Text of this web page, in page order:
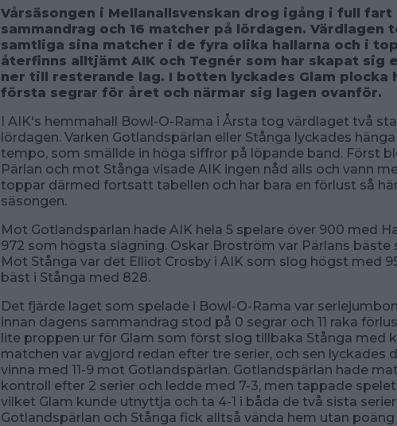
Vårsäsongen i Mellanallsvenskan drog igång i full
sammandrag och 16 matcher på lördagen. Värdlagen
samtliga sina matcher i de fyra olika hallarna och i
återfinns alltjämt AIK och Tegnér som har skapat sig
ner till resterande lag. I botten lyckades Glam plocka
första segrar för året och närmar sig lagen ovanför.
I AIK's hemmahall Bowl-O-Rama i Årsta tog värdlaget två
lördagen. Varken Gotlandspärlan eller Stånga lyckades
tempo, som smällde in höga siffror på löpande band. Först
Pärlan och mot Stånga visade AIK ingen nåd alls och vann
toppar därmed fortsatt tabellen och har bara en förlust så
säsongen.
Mot Gotlandspärlan hade AIK hela 5 spelare över 900 med
972 som högsta slagning. Oskar Broström var Pärlans bäste
Mot Stånga var det Elliot Crosby i AIK som slog högst med
bäst i Stånga med 828.
Det fjärde laget som spelade i Bowl-O-Rama var
innan dagens sammandrag stod på 0 segrar och 11 raka
lite proppen ur för Glam som först slog tillbaka Stånga med
matchen var avgjord redan efter tre serier, och sen lyckades
vinna med 11-9 mot Gotlandspärlan. Gotlandspärlan hade
kontroll efter 2 serier och ledde med 7-3, men tappade
vilket Glam kunde utnyttja och ta 4-1 i båda de två sista
Gotlandspärlan och Stånga fick alltså vända hem utan